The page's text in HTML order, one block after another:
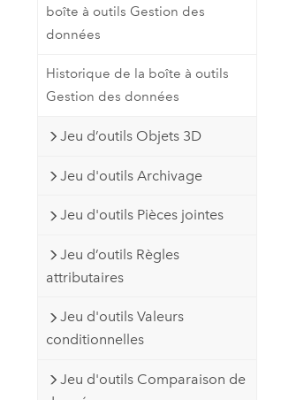
cartographie et d’analyse spatiale
Tous les produits
boîte à outils Gestion des
données
Historique de la boîte à outils
Gestion des données
Jeu d’outils Objets 3D
Jeu d'outils Archivage
Jeu d'outils Pièces jointes
Jeu d’outils Règles
attributaires
Jeu d'outils Valeurs
conditionnelles
Jeu d'outils Comparaison de